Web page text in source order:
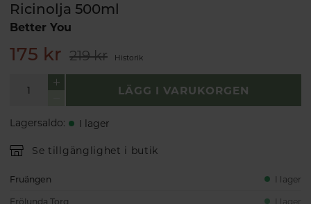
Ricinolja 500ml
Better You
175 kr 219 kr Historik
LÄGG I VARUKORGEN
Lagersaldo: I lager
Se tillgänglighet i butik
Fruängen I lager
Frölunda Torg I lager